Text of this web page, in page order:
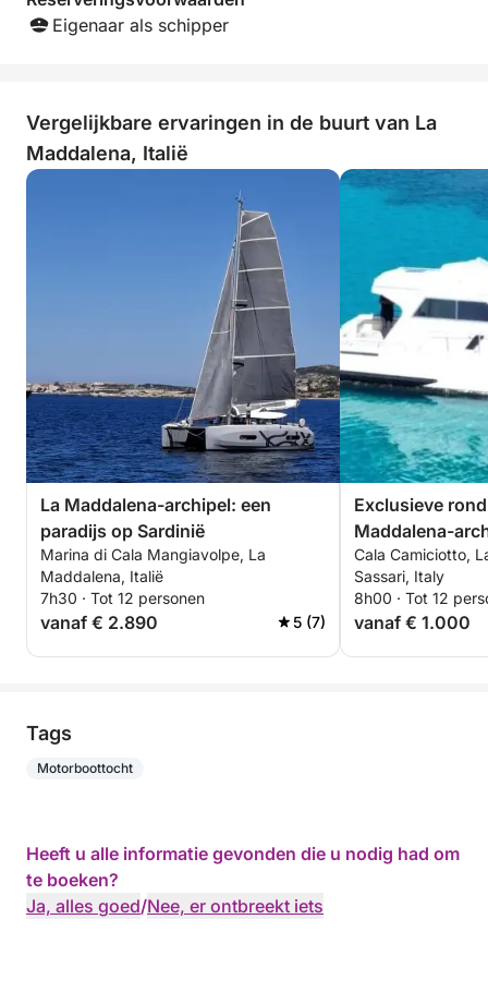
tevoren geaccepteerd.
Eigenaar als schipper
Vergelijkbare ervaringen in de buurt van La
Maddalena, Italië
La Maddalena-archipel: een
paradijs op Sardinië
Marina di Cala Mangiavolpe, La
Maddalena, Italië
7h30 · Tot 12 personen
vanaf € 2.890 5 (7)
Exclusieve
Maddalena-
Cala Camiciotto,
Sassari, Italy
8h00 · Tot 12
vanaf € 1.000
Tags
Motorboottocht
Heeft u alle informatie gevonden die u nodig had om
te boeken?
Ja, alles goed/Nee, er ontbreekt iets